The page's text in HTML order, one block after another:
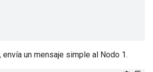
envía un mensaje simple al Nodo 1.